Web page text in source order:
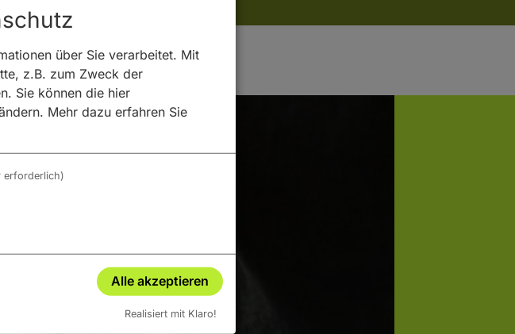
über Sie verarbeitet. Mit
z.B. zum Zweck der
Sie können die hier
Mehr dazu erfahren Sie
erforderlich)
Alle akzeptieren
Realisiert mit Klaro!